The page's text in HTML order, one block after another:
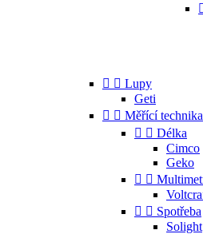
  Lupy
Geti
  Měřící technika
  Délka
Cimco
Geko
 
  Spotřeba
Solight